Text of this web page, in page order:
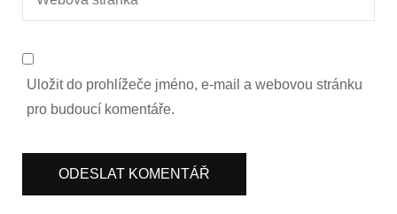
Uložit do prohlížeče jméno, e-mail a webovou stránku
pro budoucí komentáře.